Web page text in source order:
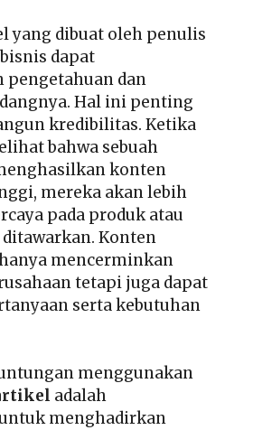
yang dibuat oleh penulis
dapat
pengetahuan dan
Hal ini penting
kredibilitas. Ketika
bahwa sebuah
konten
mereka akan lebih
pada produk atau
Konten
mencerminkan
tetapi juga dapat
serta kebutuhan
menggunakan
adalah
menghadirkan